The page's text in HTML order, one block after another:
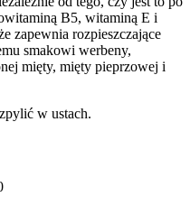
B5, witaminą E i
zapewnia rozpieszczające
smakowi werbeny,
mięty, mięty pieprzowej i
w ustach.